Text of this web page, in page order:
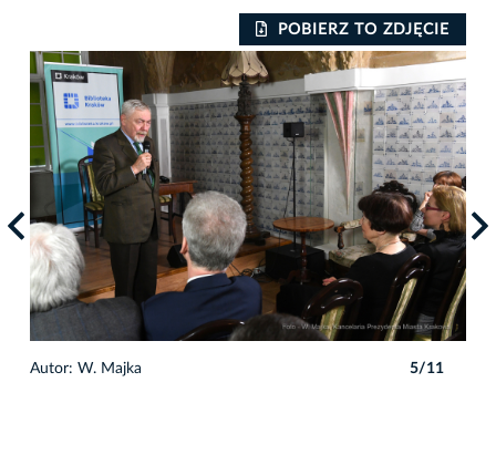
POBIERZ TO ZDJĘCIE
Autor: W. Majka 5/11